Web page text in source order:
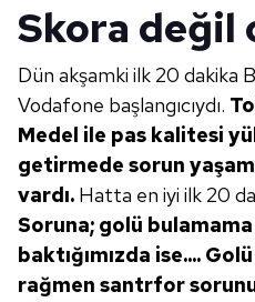
Skora değil
Dün akşamki ilk 20 dakika
Vodafone başlangıcıydı.
Medel ile pas kalitesi
getirmede sorun
vardı. Hatta en iyi ilk 20
Soruna; golü
baktığımızda ise....
rağmen santrfor